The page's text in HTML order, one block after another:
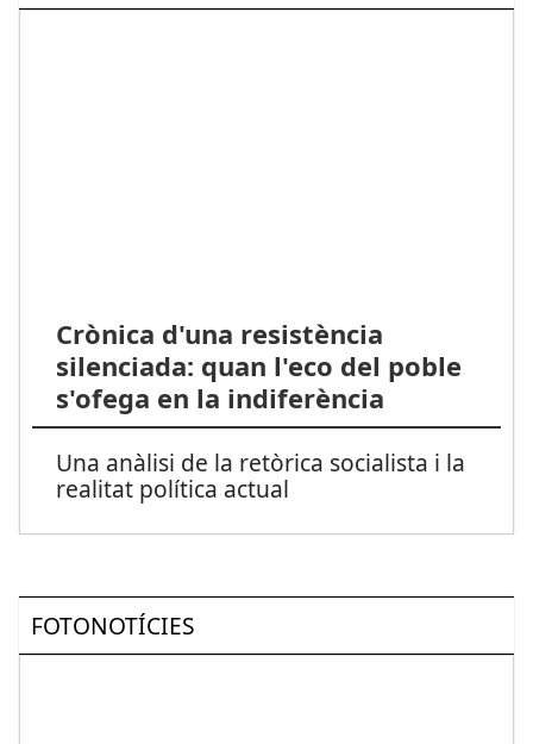
Crònica d'una resistència
silenciada: quan l'eco del poble
s'ofega en la indiferència
Una anàlisi de la retòrica socialista i la
realitat política actual
FOTONOTÍCIES